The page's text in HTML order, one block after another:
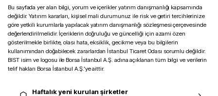
Bu sayfada yer alan bilgi, yorum ve içerikler yatırım danışmanlığı kapsamında
değildir. Yatırım kararları, kişisel mali durumunuz ile risk ve getiri tercihlerinize
göre yetkili kurumlarla yapılacak yatırım danışmanlığı sözleşmesi çerçevesinde
değerlendirilmelidir. İçeriklerin doğruluğu ve güncelliği için azami özen
gösterilmekle birlikte, olası hata, eksiklik, gecikme veya bu bilgilerin
kullanımından doğabilecek zararlardan İstanbul Ticaret Odası sorumlu değildir.
BIST isim ve logosu ile Borsa İstanbul A.Ş. adına açıklanan tüm bilgi ve verilerin
telif hakları Borsa İstanbul A.Ş.’ye aittir.
Haftalık yeni kurulan şirketler